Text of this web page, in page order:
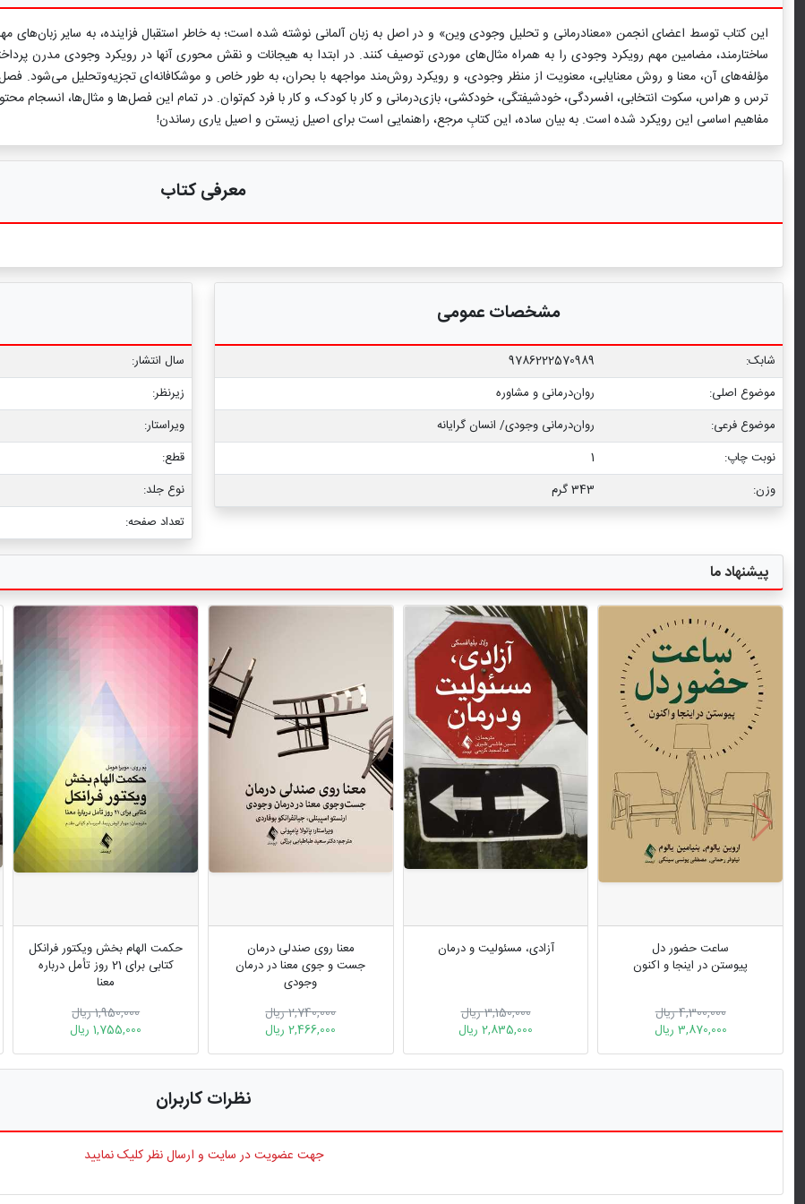
این کتاب توسط اعضای انجمن «معنادرمانی و تحلیل وجودی وین» و در اصل به زبان آلمانی نوشته شده است؛ به خاطر استقبال‌ فزاینده، به سایر زبان‌های
ساختارمند، مضامین مهم رویکرد وجودی را به همراه مثال‌های موردی توصیف کنند. در ابتدا به هیجانات و نقش محوری آنها در رویکرد وجودی
مؤلفه‌های آن، معنا و روش معنایابی، معنویت از منظر وجودی، و رویکرد روش‌مند مواجهه با بحران، به طور خاص و موشکافانه‌ای تجزیه‌وتحلیل
ترس و هراس، سکوت انتخابی، افسردگی، خودشیفتگی، خودکشی، بازی‌درمانی و کار با کودک، و کار با فرد کم‌توان. در تمام این فصل‌ها و مثال‌ها،
مفاهیم اساسی این رویکرد شده است. به بیان ساده، این کتابِ مرجع، راهنمایی است برای اصیل زیستن و اصیل یاری رساندن!
معرفی کتاب
مشخصات عمومی
شابک:
9786222570989
موضوع اصلی:
روان‌درمانی و مشاوره
موضوع فرعی:
روان‌‌درمانی وجودی/ انسان گرایانه
نوبت چاپ:
1
وزن:
343 گرم
سال انتشار:
زیرنظر:
ویراستار:
قطع:
نوع جلد:
تعداد صفحه:
پیشنهاد ما
ساعت حضور دل
پیوستن در اینجا و اکنون
4,300,000 ریال
3,870,000 ریال
آزادی، مسئولیت و درمان
3,150,000 ریال
2,835,000 ریال
معنا روی صندلی درمان
جست‌ و جوی معنا در درمان
وجودی
2,740,000 ریال
2,466,000 ریال
حکمت الهام بخش ویکتور فرانکل
کتابی برای 21 روز تأمل درباره
معنا
1,950,000 ریال
1,755,000 ریال
نظرات کاربران
جهت عضویت در سایت و ارسال نظر کلیک نمایید